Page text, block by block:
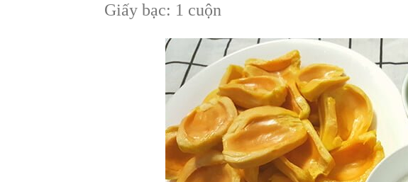
Giấy bạc: 1 cuộn